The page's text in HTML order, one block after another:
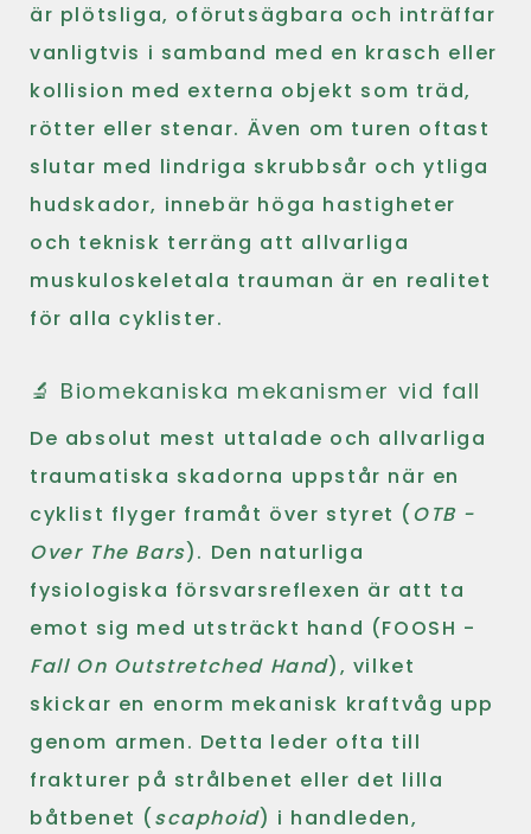
är plötsliga, oförutsägbara och inträffar
vanligtvis i samband med en krasch eller
kollision med externa objekt som träd,
rötter eller stenar. Även om turen oftast
slutar med lindriga skrubbsår och ytliga
hudskador, innebär höga hastigheter
och teknisk terräng att allvarliga
muskuloskeletala trauman är en realitet
för alla cyklister.
🔬 Biomekaniska mekanismer vid fall
De absolut mest uttalade och allvarliga
traumatiska skadorna uppstår när en
cyklist flyger framåt över styret (OTB -
Over The Bars). Den naturliga
fysiologiska försvarsreflexen är att ta
emot sig med utsträckt hand (FOOSH -
Fall On Outstretched Hand), vilket
skickar en enorm mekanisk kraftvåg upp
genom armen. Detta leder ofta till
frakturer på strålbenet eller det lilla
båtbenet (scaphoid) i handleden,